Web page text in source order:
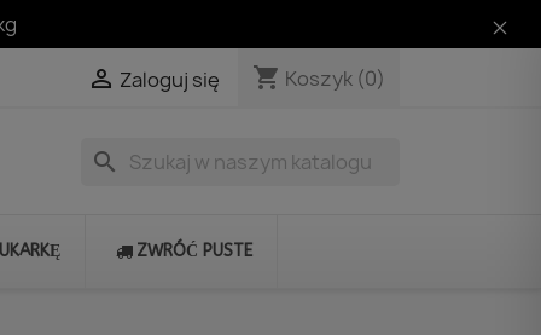
 Zaloguj się shopping_cart Koszyk (0)
search
ZWRÓĆ PUSTE